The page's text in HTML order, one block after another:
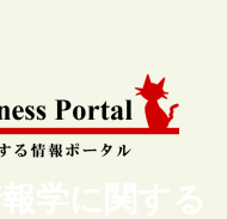
学に関する